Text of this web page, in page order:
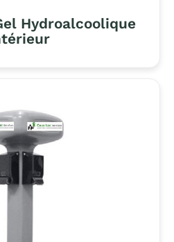
Hydroalcoolique